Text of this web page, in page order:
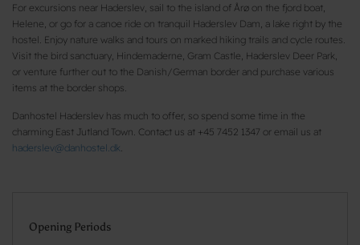
For excursions near Haderslev, sail to the island of Årø on the fjord boat,
Helene, or go for a canoe ride on tranquil Haderslev Dam, a lake right by the
hostel. Enjoy nature walks and tours on marked hiking trails and cycle routes.
Visit the bird sanctuary, Hindemaderne, Gram Castle, Haderslev Deer Park,
or venture further out to the Danish/German border and purchase various
items at the border shops.
Danhostel Haderslev has much to offer, so spend some time in the
charming East Jutland Town. Contact us at +45 7452 1347 or email us at
haderslev@danhostel.dk
Opening Periods